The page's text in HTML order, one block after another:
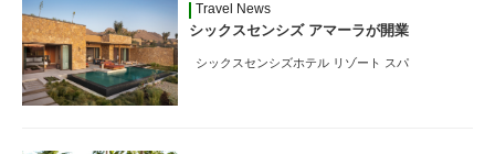
Travel News
シックスセンシズ アマーラが開業
シックスセンシズホテル リゾート スパ